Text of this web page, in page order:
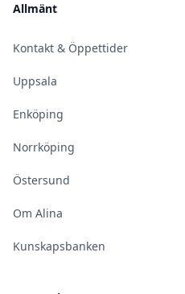
Allmänt
Kontakt & Öppettider
Uppsala
Enköping
Norrköping
Östersund
Om Alina
Kunskapsbanken